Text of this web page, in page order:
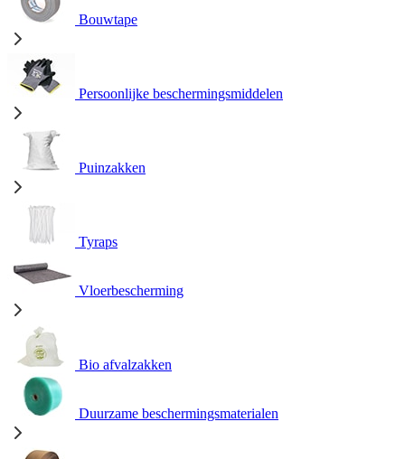
Bouwtape
Persoonlijke beschermingsmiddelen
Puinzakken
Tyraps
Vloerbescherming
Bio afvalzakken
Duurzame beschermingsmaterialen